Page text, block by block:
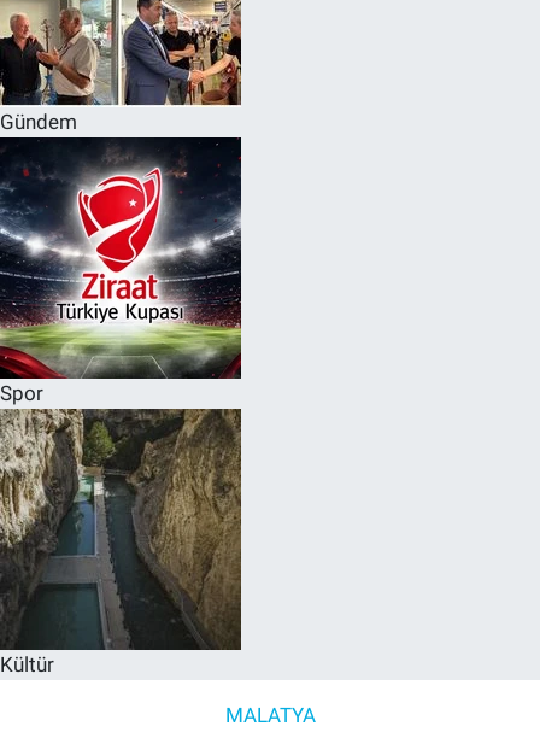
Gündem
Spor
Kültür
MALATYA